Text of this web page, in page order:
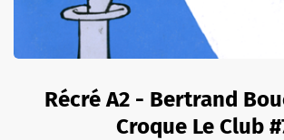
Récré A2 - Bertrand
Croque Le Club